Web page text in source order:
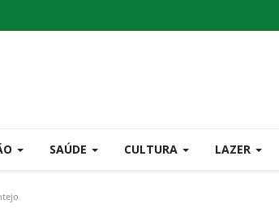
SAÚDE CULTURA LAZER